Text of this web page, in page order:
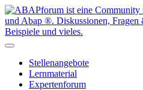
Stellenangebote
Lernmaterial
Expertenforum